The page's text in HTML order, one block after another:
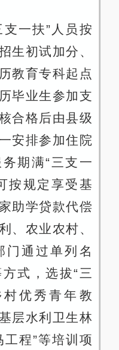
一扶”人员按
生初试加分、
教育专科起点
毕业生参加支
合格后由县级
安排参加住院
期满“三支一
按规定享受基
助学贷款代偿
、农业农村、
门通过单列名
式，选拔“三
优秀青年教
层水利卫生林
工程”等培训项